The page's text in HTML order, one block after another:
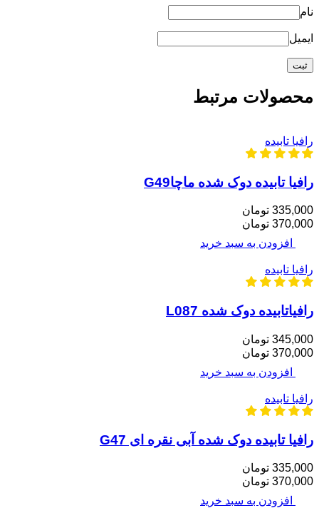
نام
ایمیل
محصولات مرتبط
رافیا تابیده
رافیا تابیده دوک شده ماچاG49
335,000 تومان
370,000 تومان
افزودن به سبد خرید
رافیا تابیده
رافیاتابیده دوک شده L087
345,000 تومان
370,000 تومان
افزودن به سبد خرید
رافیا تابیده
رافیا تابیده دوک شده آبی نقره ای G47
335,000 تومان
370,000 تومان
افزودن به سبد خرید